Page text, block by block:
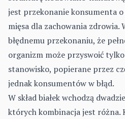
jest przekonanie konsumenta
mięsa dla zachowania zdrowia.
błędnemu przekonaniu, że
organizm może przyswoić tylko
stanowisko, popierane przez
jednak konsumentów w błąd.
W skład białek wchodzą
których kombinacja jest różna.